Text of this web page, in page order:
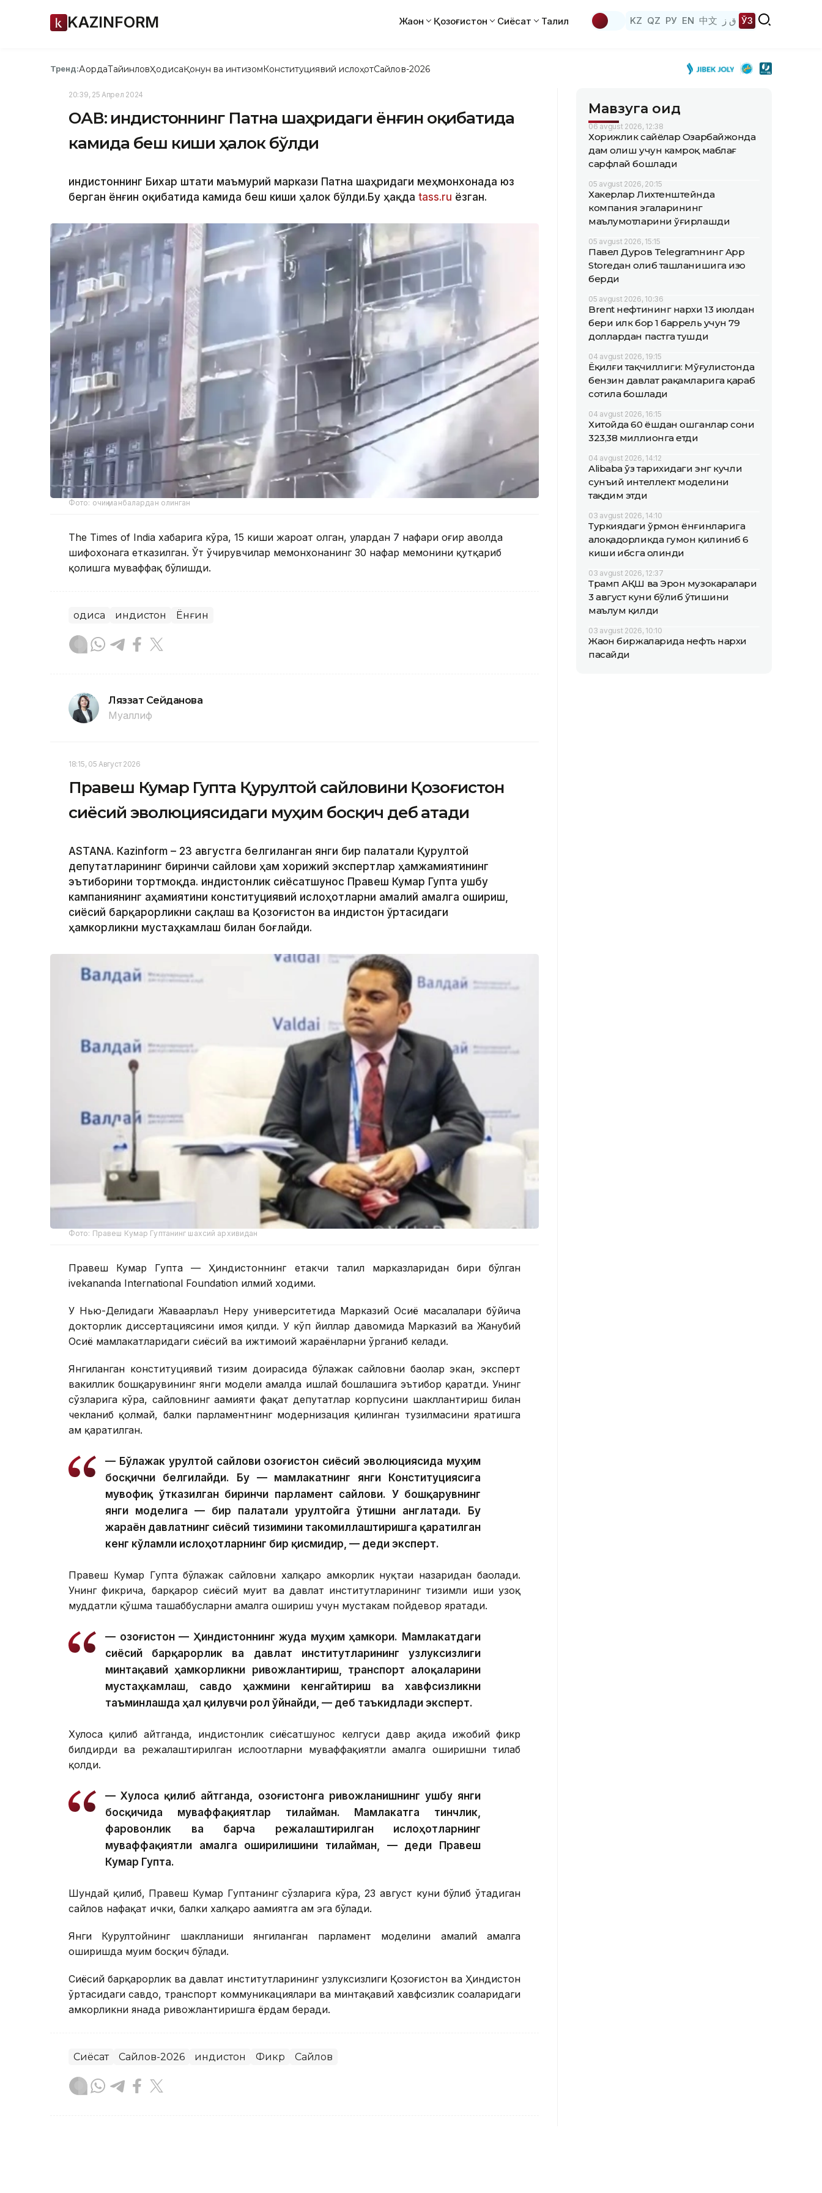
KAZINFORM Жаҳон Қозоғистон Сиёсат Таҳлил KZ QZ РУ EN 中文 ق ز ЎЗ
Тренд:АқордаТайинловҲодисаҚонун ва интизомКонституциявий ислоҳотСайлов-2026
20:39, 25 Апрел 2024
ОАВ: Ҳиндистоннинг Патна шаҳридаги ёнғин оқибатида
камида беш киши ҳалок бўлди
Ҳиндистоннинг Бихар штати маъмурий маркази Патна шаҳридаги меҳмонхонада юз
берган ёнғин оқибатида камида беш киши ҳалок бўлди.Бу ҳақда tass.ru ёзган.
Фото: очиқ манбалардан олинган
The Times of India хабарига кўра, 15 киши жароҳат олган, улардан 7 нафари оғир аҳволда
шифохонага етказилган. Ўт ўчирувчилар меҳмонхонанинг 30 нафар меҳмонини қутқариб
қолишга муваффақ бўлишди.
Ҳодиса Ҳиндистон Ёнғин
Ляззат Сейданова
Муаллиф
18:15, 05 Август 2026
Правеш Кумар Гупта Қурултой сайловини Қозоғистон
сиёсий эволюциясидаги муҳим босқич деб атади
ASTANА. Кazinform – 23 августга белгиланган янги бир палатали Қурултой
депутатларининг биринчи сайлови ҳам хорижий экспертлар ҳамжамиятининг
эътиборини тортмоқда. Ҳиндистонлик сиёсатшунос Правеш Кумар Гупта ушбу
кампаниянинг аҳамиятини конституциявий ислоҳотларни амалий амалга ошириш,
сиёсий барқарорликни сақлаш ва Қозоғистон ва Ҳиндистон ўртасидаги
ҳамкорликни мустаҳкамлаш билан боғлайди.
Фото: Правеш Кумар Гуптанинг шахсий архивидан
Правеш Кумар Гупта — Ҳиндистоннинг етакчи таҳлил марказларидан бири бўлган
ivekananda International Foundation илмий ходими.
У Нью-Деҳлидаги Жаваҳарлаъл Неру университетида Марказий Осиё масалалари бўйича
докторлик диссертациясини ҳимоя қилди. У кўп йиллар давомида Марказий ва Жанубий
Осиё мамлакатларидаги сиёсий ва ижтимоий жараёнларни ўрганиб келади.
Янгиланган конституциявий тизим доирасида бўлажак сайловни баҳолар экан, эксперт
вакиллик бошқарувининг янги модели амалда ишлай бошлашига эътибор қаратди. Унинг
сўзларига кўра, сайловнинг аҳамияти фақат депутатлар корпусини шакллантириш билан
чекланиб қолмай, балки парламентнинг модернизация қилинган тузилмасини яратишга
ҳам қаратилган.
— Бўлажак Қурултой сайлови Қозоғистон сиёсий эволюциясида муҳим
босқични белгилайди. Бу — мамлакатнинг янги Конституциясига
мувофиқ ўтказилган биринчи парламент сайлови. У бошқарувнинг
янги моделига — бир палатали Қурултойга ўтишни англатади. Бу
жараён давлатнинг сиёсий тизимини такомиллаштиришга қаратилган
кенг кўламли ислоҳотларнинг бир қисмидир, — деди эксперт.
Правеш Кумар Гупта бўлажак сайловни халқаро ҳамкорлик нуқтаи назаридан баҳолади.
Унинг фикрича, барқарор сиёсий муҳит ва давлат институтларининг тизимли иши узоқ
муддатли қўшма ташаббусларни амалга ошириш учун мустаҳкам пойдевор яратади.
— Қозоғистон — Ҳиндистоннинг жуда муҳим ҳамкори. Мамлакатдаги
сиёсий барқарорлик ва давлат институтларининг узлуксизлиги
минтақавий ҳамкорликни ривожлантириш, транспорт алоқаларини
мустаҳкамлаш, савдо ҳажмини кенгайтириш ва хавфсизликни
таъминлашда ҳал қилувчи рол ўйнайди, — деб таъкидлади эксперт.
Хулоса қилиб айтганда, ҳиндистонлик сиёсатшунос келгуси давр ҳақида ижобий фикр
билдирди ва режалаштирилган ислоҳотларни муваффақиятли амалга оширишни тилаб
қолди.
— Хулоса қилиб айтганда, Қозоғистонга ривожланишнинг ушбу янги
босқичида муваффақиятлар тилайман. Мамлакатга тинчлик,
фаровонлик ва барча режалаштирилган ислоҳотларнинг
муваффақиятли амалга оширилишини тилайман, — деди Правеш
Кумар Гупта.
Шундай қилиб, Правеш Кумар Гуптанинг сўзларига кўра, 23 август куни бўлиб ўтадиган
сайлов нафақат ички, балки халқаро аҳамиятга ҳам эга бўлади.
Янги Курултойнинг шаклланиши янгиланган парламент моделини амалий амалга
оширишда муҳим босқич бўлади.
Сиёсий барқарорлик ва давлат институтларининг узлуксизлиги Қозоғистон ва Ҳиндистон
ўртасидаги савдо, транспорт коммуникациялари ва минтақавий хавфсизлик соҳаларидаги
ҳамкорликни янада ривожлантиришга ёрдам беради.
Сиёсат Сайлов-2026 Ҳиндистон Фикр Сайлов
Мавзуга оид
06 avgust 2026, 12:38
Хорижлик сайёҳлар Озарбайжонда
дам олиш учун камроқ маблағ
сарфлай бошлади
05 avgust 2026, 20:15
Хакерлар Лихтенштейнда
компания эгаларининг
маълумотларини ўғирлашди
05 avgust 2026, 15:15
Павел Дуров Telegramнинг App
Storeдан олиб ташланишига изоҳ
берди
05 avgust 2026, 10:36
Brent нефтининг нархи 13 июлдан
бери илк бор 1 баррель учун 79
доллардан пастга тушди
04 avgust 2026, 19:15
Ёқилғи тақчиллиги: Мўғулистонда
бензин давлат рақамларига қараб
сотила бошлади
04 avgust 2026, 16:15
Хитойда 60 ёшдан ошганлар сони
323,38 миллионга етди
04 avgust 2026, 14:12
Alibaba ўз тарихидаги энг кучли
сунъий интеллект моделини
тақдим этди
03 avgust 2026, 14:10
Туркиядаги ўрмон ёнғинларига
алоқадорликда гумон қилиниб 6
киши ҳибсга олинди
03 avgust 2026, 12:37
Трамп АҚШ ва Эрон музокаралари
3 август куни бўлиб ўтишини
маълум қилди
03 avgust 2026, 10:10
Жаҳон биржаларида нефть нархи
пасайди